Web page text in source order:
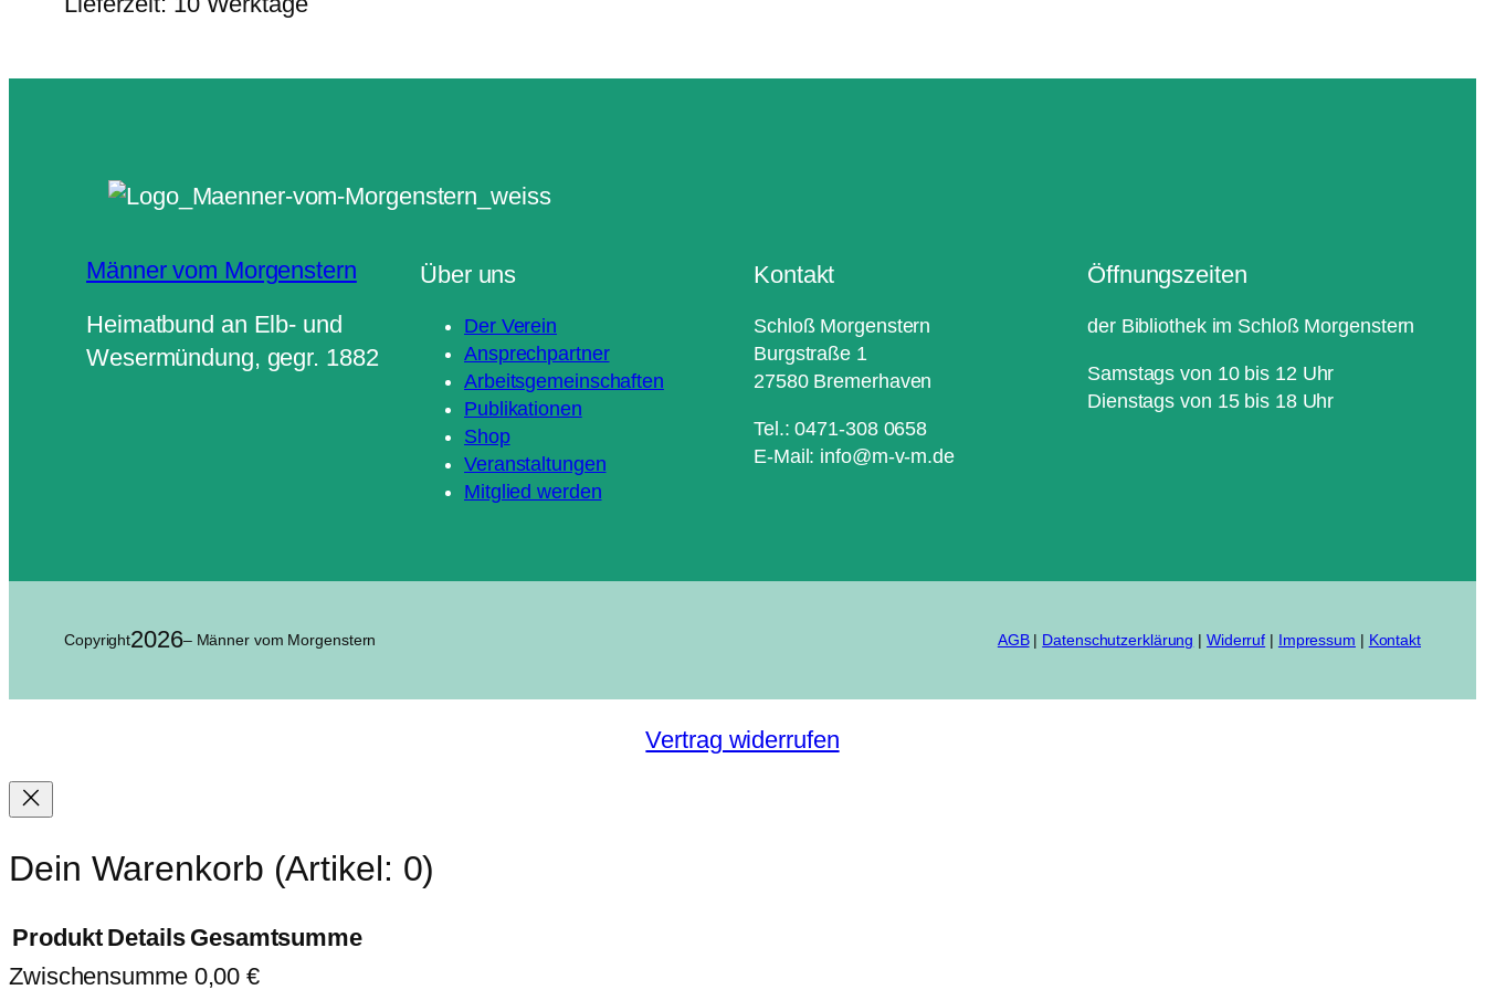
Männer vom Morgenstern
Heimatbund an Elb- und
Wesermündung, gegr. 1882
Über uns
Der Verein
Ansprechpartner
Arbeitsgemeinschaften
Publikationen
Shop
Veranstaltungen
Mitglied werden
Kontakt
Schloß Morgenstern
Burgstraße 1
27580 Bremerhaven
Tel.: 0471-308 0658
E-Mail: info@m-v-m.de
Öffnungszeiten
der Bibliothek im Schloß Morgenstern
Samstags von 10 bis 12 Uhr
Dienstags von 15 bis 18 Uhr
Copyright2026– Männer vom Morgenstern AGB| Datenschutzerklärung | Widerruf | Impressum | Kontakt
Vertrag widerrufen
Dein Warenkorb (Artikel: 0)
Produkt Details Gesamtsumme
Zwischensumme 0,00 €